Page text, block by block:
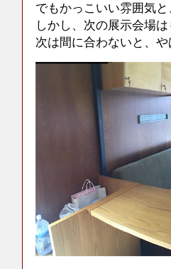
でもかっこいい雰囲気
しかし、次の展示会場
次は間に合わないと、や